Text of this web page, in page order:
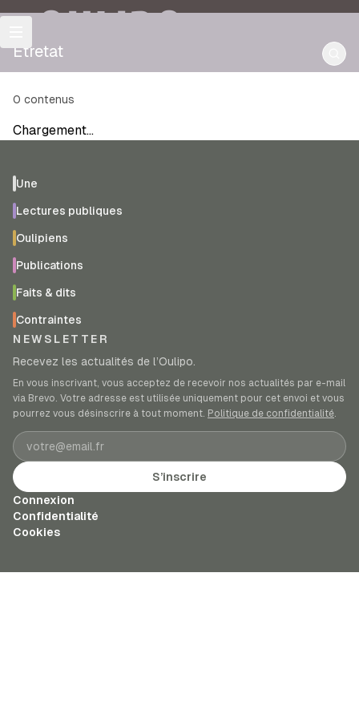
OULIPO
Etretat
0 contenus
Chargement…
Une
Lectures publiques
Oulipiens
Publications
Faits & dits
Contraintes
NEWSLETTER
Recevez les actualités de l’Oulipo.
En vous inscrivant, vous acceptez de recevoir nos actualités par e-mail
via Brevo. Votre adresse est utilisée uniquement pour cet envoi et vous
pourrez vous désinscrire à tout moment. Politique de confidentialité.
Adresse e-mail
S’inscrire
Connexion
Confidentialité
Cookies